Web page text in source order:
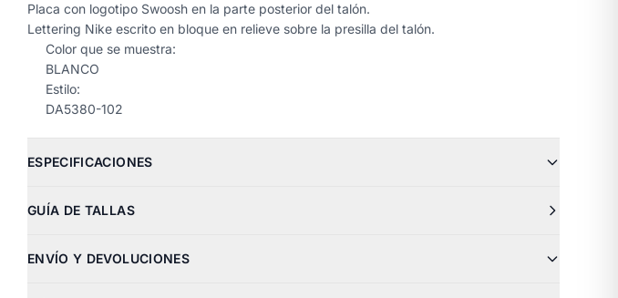
Placa con logotipo Swoosh en la parte posterior del talón.
Lettering Nike escrito en bloque en relieve sobre la presilla del talón.
Color que se muestra:
BLANCO
Estilo:
DA5380-102
ESPECIFICACIONES
GUÍA DE TALLAS
ENVÍO Y DEVOLUCIONES